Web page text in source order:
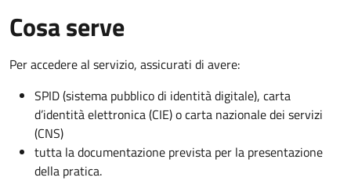
Cosa serve
Per accedere al servizio, assicurati di avere:
SPID (sistema pubblico di identità digitale), carta
d’identità elettronica (CIE) o carta nazionale dei servizi
(CNS)
tutta la documentazione prevista per la presentazione
della pratica.